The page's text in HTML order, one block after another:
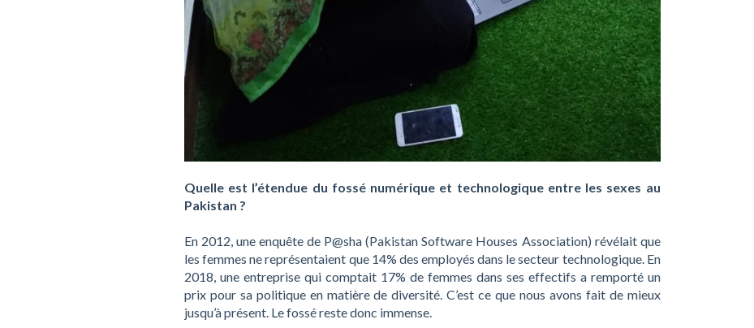
Quelle est l’étendue du fossé numérique et technologique entre les sexes au
Pakistan ?
En 2012, une enquête de P@sha (Pakistan Software Houses Association) révélait que
les femmes ne représentaient que 14% des employés dans le secteur technologique. En
2018, une entreprise qui comptait 17% de femmes dans ses effectifs a remporté un
prix pour sa politique en matière de diversité. C’est ce que nous avons fait de mieux
jusqu’à présent. Le fossé reste donc immense.